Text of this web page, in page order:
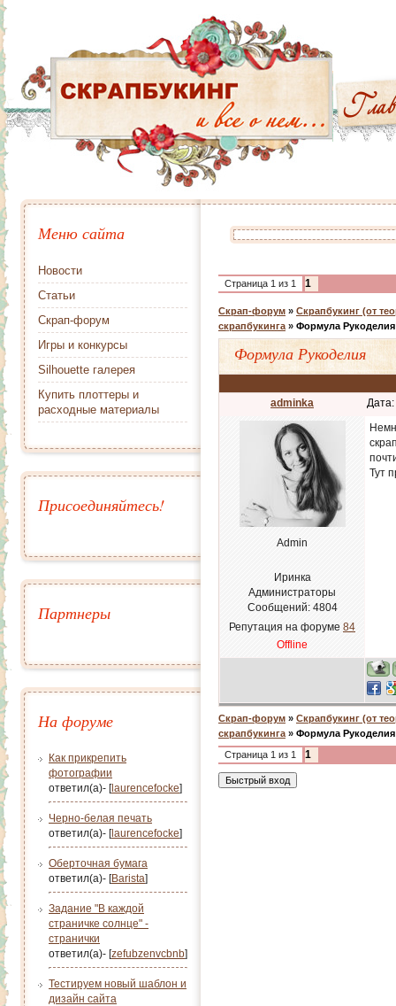
Меню сайта
Новости
Статьи
Скрап-форум
Игры и конкурсы
Silhouette галерея
Купить плоттеры и
расходные материалы
Присоединяйтесь!
Партнеры
На форуме
Как прикрепить
фотографии
ответил(а)- [laurencefocke]
Черно-белая печать
ответил(а)- [laurencefocke]
Оберточная бумага
ответил(а)- [Barista]
Задание "В каждой
страничке солнце" -
странички
ответил(а)- [zefubzenvcbnb]
Тестируем новый шаблон и
дизайн сайта
Страница 1 из 1 1
Скрап-форум » Скрапбукинг (от
скрапбукинга » Формула Рукоделия
Формула Рукоделия
adminka
Admin
Иринка
Администраторы
Сообщений: 4804
Репутация на форуме 84
Offline
Тут
Скрап-форум » Скрапбукинг (от
скрапбукинга » Формула Рукоделия
Страница 1 из 1 1